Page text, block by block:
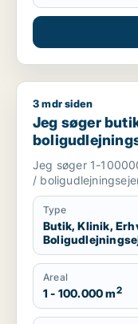
Jeg søger butik,
3 mdr siden
Jeg søger
garage til salg
Jeg søger 1-
/
Type
Butik, Klinik,
Areal
1 - 100.000 m2